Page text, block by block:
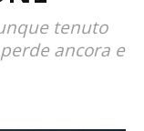
tenuto
ancora e